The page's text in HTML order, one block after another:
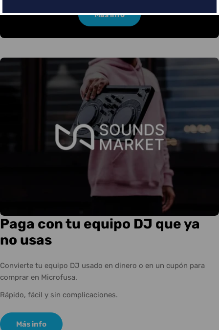
Más info
Paga con tu equipo DJ que ya
no usas
Convierte tu equipo DJ usado en dinero o en un cupón para
comprar en Microfusa.
Rápido, fácil y sin complicaciones.
Más info